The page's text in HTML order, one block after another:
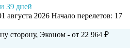
39 дней
августа 2026 Начало перелетов: 17
сторону, Эконом - от 22 964 ₽